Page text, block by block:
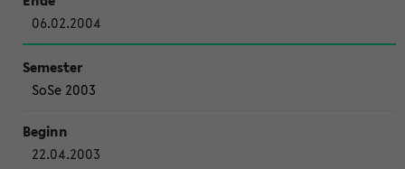
06.02.2004
SoSe 2003
22.04.2003